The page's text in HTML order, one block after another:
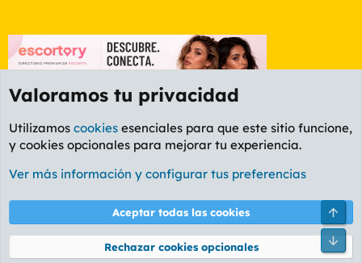
Foro General
Cookies
PL OLDSTYLE AMARILLO
Términos y reglas Política de privacidad Ayuda
®
Valoramos tu privacidad
Utilizamos cookies esenciales para que este sitio funcione,
y cookies opcionales para mejorar tu experiencia.
Ver más información y configurar tus preferencias
Aceptar todas las cookies
Rechazar cookies opcionales
Pie